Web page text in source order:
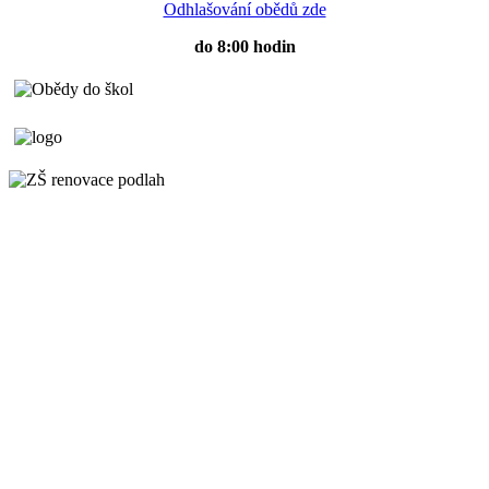
Odhlašování obědů zde
do 8:00 hodin